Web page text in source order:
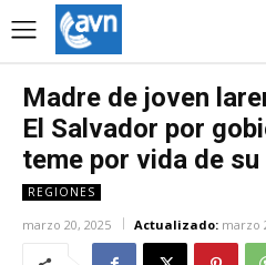
Madre de joven
El Salvador por
teme por vida de su
REGIONES
marzo 20, 2025 Actualizado: marzo